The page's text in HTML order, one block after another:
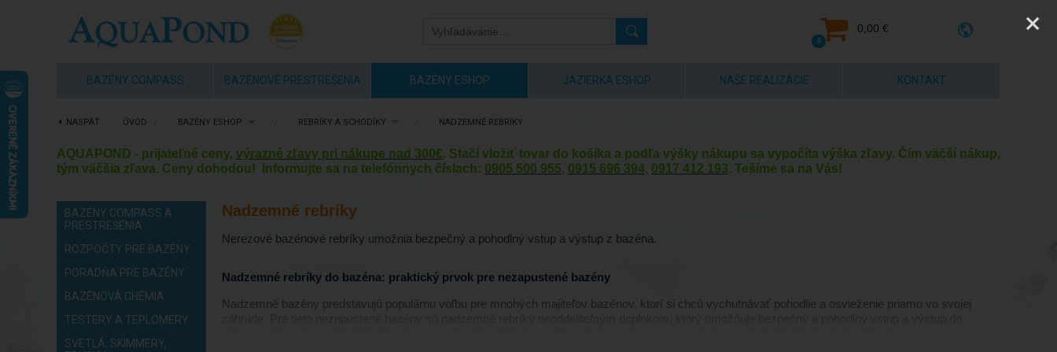
0,00 €
0
BAZÉNY COMPASS BAZÉNOVÉ PRESTREŠENIA BAZÉNY ESHOP JAZIERKA ESHOP NAŠE REALIZÁCIE KONTAKT
NASPÄŤ ÚVOD BAZÉNY ESHOP REBRÍKY A SCHODÍKY NADZEMNÉ REBRÍKY
AQUAPOND - prijateľné ceny, výrazné zľavy pri nákupe nad 300€. Stačí vložiť tovar do košíka a podľa výšky nákupu sa vypočíta výška zľavy. Čím väčší nákup,
tým väčšia zľava. Ceny dohodou! Informujte sa na telefónnych číslach: 0905 500 955, 0915 696 394, 0917 412 193. Tešíme sa na Vás!
BAZÉNY COMPASS A
PRESTREŠENIA
ROZPOČTY PRE BAZÉNY
PORADŇA PRE BAZÉNY
BAZÉNOVÁ CHÉMIA
TESTERY A TEPLOMERY
SVETLÁ, SKIMMERY,
Nadzemné rebríky
Nerezové bazénové rebríky umožnia bezpečný a pohodlný vstup a výstup z bazéna.
Nadzemné rebríky do bazéna: praktický prvok pre nezapustené bazény
Nadzemné bazény predstavujú populárnu voľbu pre mnohých majiteľov bazénov, ktorí si chcú vychutnávať pohodlie a osvieženie priamo vo svojej